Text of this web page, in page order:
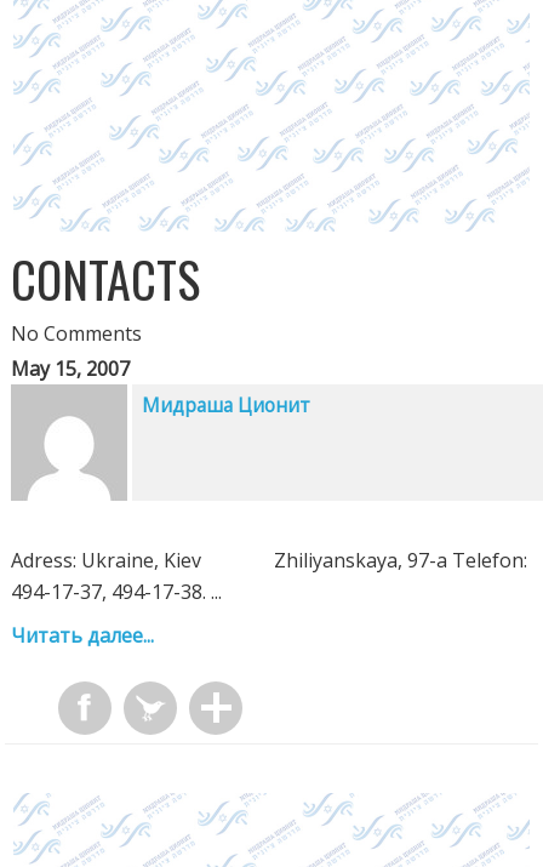
CONTACTS
No Comments
May 15, 2007
Мидраша Ционит
Adress: Ukraine, Kiev Zhiliyanskaya, 97-a Telefon:
494-17-37, 494-17-38. ...
Читать далее...